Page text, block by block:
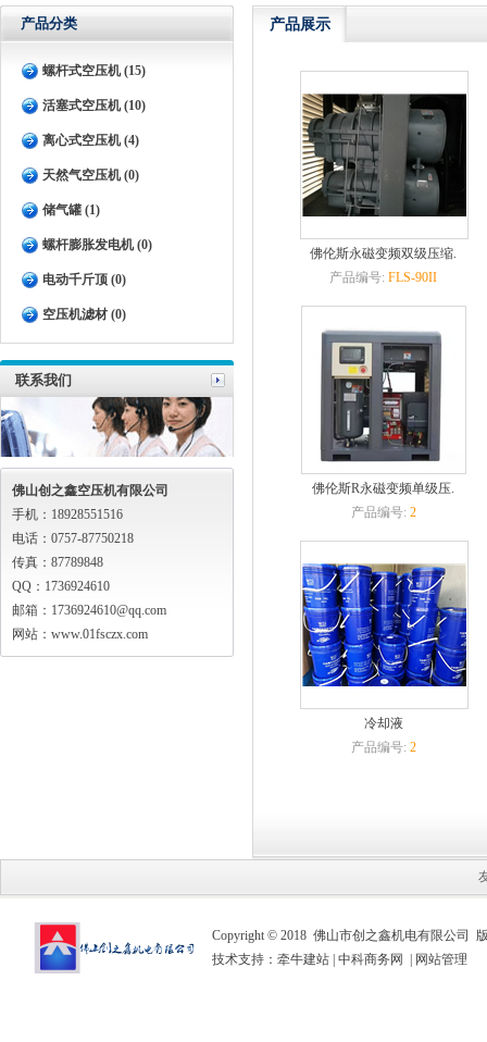
产品分类
螺杆式空压机 (15)
活塞式空压机 (10)
离心式空压机 (4)
天然气空压机 (0)
储气罐 (1)
螺杆膨胀发电机 (0)
电动千斤顶 (0)
空压机滤材 (0)
联系我们
佛山创之鑫空压机有限公司
手机：18928551516
电话：0757-87750218
传真：87789848
QQ：1736924610
邮箱：1736924610@qq.com
网站：www.01fsczx.com
产品展示
佛伦斯永磁变频双级压缩.
产品编号:FLS-90II
佛伦斯R永磁变频单级压.
产品编号: 2
冷却液
产品编号: 2
Copyright © 2018 佛山市创之鑫机电有限公司
技术支持： 牵牛建站 中科商务网 网站管理